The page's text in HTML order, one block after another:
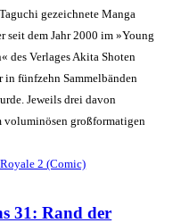
gezeichnete Manga
seit dem Jahr 2000 im »Young
des Verlages Akita Shoten
in fünfzehn Sammelbänden
Jeweils drei davon
voluminösen großformatigen
2 (Comic)
31: Rand der